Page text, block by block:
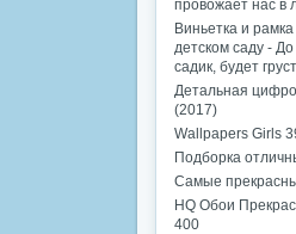
провожает нас в
Виньетка и
детском саду -
садик, будет
Детальная
(2017)
Wallpapers Girls
Подборка
Самые
HQ Обои
400